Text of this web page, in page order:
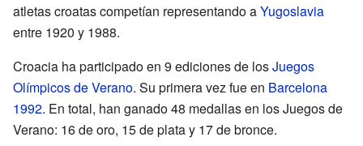
atletas croatas competían representando aYugoslavia
entre 1920 y 1988.
Croacia ha participado en 9 ediciones de losJuegos
Olímpicos de Verano. Su primera vez fue en Barcelona
1992. En total, han ganado 48 medallas en los Juegos de
Verano: 16 de oro, 15 de plata y 17 de bronce.